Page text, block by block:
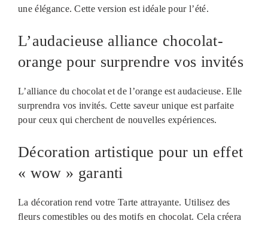
une élégance. Cette version est idéale pour l’été.
L’audacieuse alliance chocolat-
orange pour surprendre vos invités
L’alliance du chocolat et de l’orange est audacieuse. Elle
surprendra vos invités. Cette saveur unique est parfaite
pour ceux qui cherchent de nouvelles expériences.
Décoration artistique pour un effet
« wow » garanti
La décoration rend votre Tarte attrayante. Utilisez des
fleurs comestibles ou des motifs en chocolat. Cela créera